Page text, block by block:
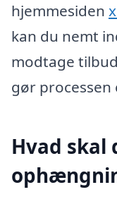
hjemmesiden
kan du nemt
modtage
gør processen
Hvad skal